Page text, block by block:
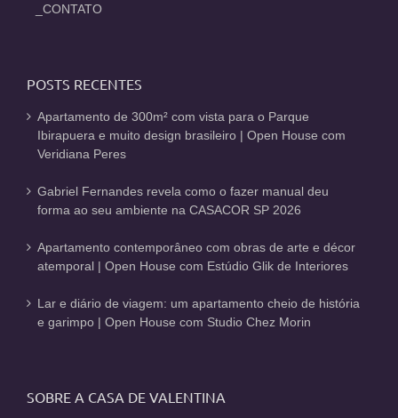
_CONTATO
POSTS RECENTES
Apartamento de 300m² com vista para o Parque
Ibirapuera e muito design brasileiro | Open House com
Veridiana Peres
Gabriel Fernandes revela como o fazer manual deu
forma ao seu ambiente na CASACOR SP 2026
Apartamento contemporâneo com obras de arte e décor
atemporal | Open House com Estúdio Glik de Interiores
Lar e diário de viagem: um apartamento cheio de história
e garimpo | Open House com Studio Chez Morin
SOBRE A CASA DE VALENTINA